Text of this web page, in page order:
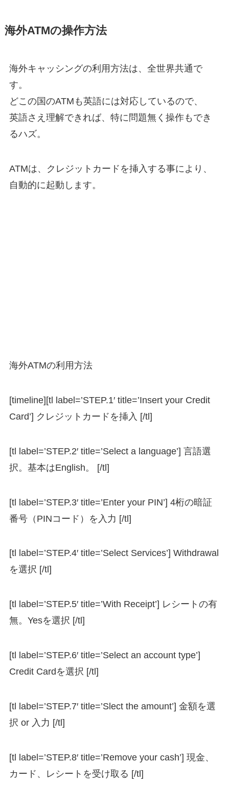
海外ATMの操作方法
海外キャッシングの利用方法は、全世界共通で
す。
どこの国のATMも英語には対応しているので、
英語さえ理解できれば、特に問題無く操作もでき
るハズ。
ATMは、クレジットカードを挿入する事により、
自動的に起動します。
海外ATMの利用方法
[timeline][tl label=’STEP.1′ title=’Insert your Credit
Card’] クレジットカードを挿入 [/tl]
[tl label=’STEP.2′ title=’Select a language’] 言語選
択。基本はEnglish。 [/tl]
[tl label=’STEP.3′ title=’Enter your PIN’] 4桁の暗証
番号（PINコード）を入力 [/tl]
[tl label=’STEP.4′ title=’Select Services’] Withdrawal
を選択 [/tl]
[tl label=’STEP.5′ title=’With Receipt’] レシートの有
無。Yesを選択 [/tl]
[tl label=’STEP.6′ title=’Select an account type’]
Credit Cardを選択 [/tl]
[tl label=’STEP.7′ title=’Slect the amount’] 金額を選
択 or 入力 [/tl]
[tl label=’STEP.8′ title=’Remove your cash’] 現金、
カード、レシートを受け取る [/tl]